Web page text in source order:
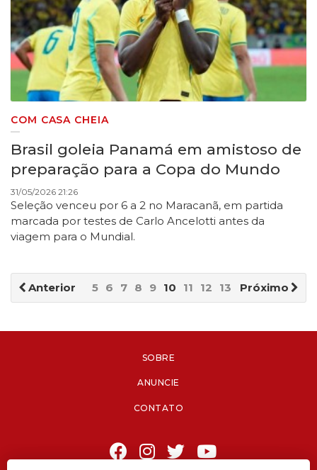
COM CASA CHEIA
Brasil goleia Panamá em amistoso de
preparação para a Copa do Mundo
31/05/2026 21:26
Seleção venceu por 6 a 2 no Maracanã, em partida
marcada por testes de Carlo Ancelotti antes da
viagem para o Mundial.
Anterior Próximo
5 6 7 8 9 10 11 12 13 14
SOBRE
ANUNCIE
CONTATO